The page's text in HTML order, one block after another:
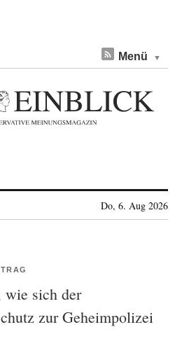
Menü
Do, 6. Aug 2026
wie sich der
zur Geheimpolizei